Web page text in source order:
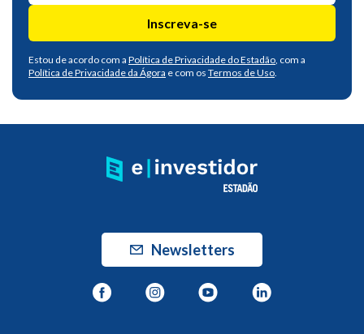
Inscreva-se
Estou de acordo com a Política de Privacidade do Estadão, com a
Política de Privacidade da Ágora e com os Termos de Uso.
Newsletters